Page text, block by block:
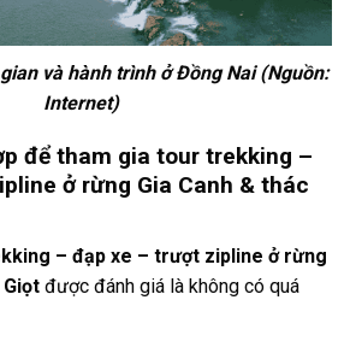
và hành trình ở Đồng Nai (Nguồn:
Internet)
để tham gia tour trekking –
ở rừng Gia Canh & thác
– đạp xe – trượt zipline ở rừng
Giọt được đánh giá là không có quá